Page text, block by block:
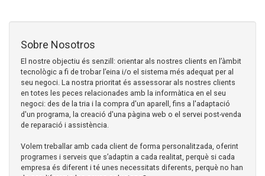
Sobre Nosotros
El nostre objectiu és senzill: orientar als nostres clients en l’àmbit
tecnològic a fi de trobar l’eina i/o el sistema més adequat per al
seu negoci. La nostra prioritat és assessorar als nostres clients
en totes les peces relacionades amb la informàtica en el seu
negoci: des de la tria i la compra d'un aparell, fins a l'adaptació
d'un programa, la creació d'una pàgina web o el servei post-venda
de reparació i assistència.
Volem treballar amb cada client de forma personalitzada, oferint
programes i serveis que s’adaptin a cada realitat, perquè si cada
empresa és diferent i té unes necessitats diferents, perquè no han